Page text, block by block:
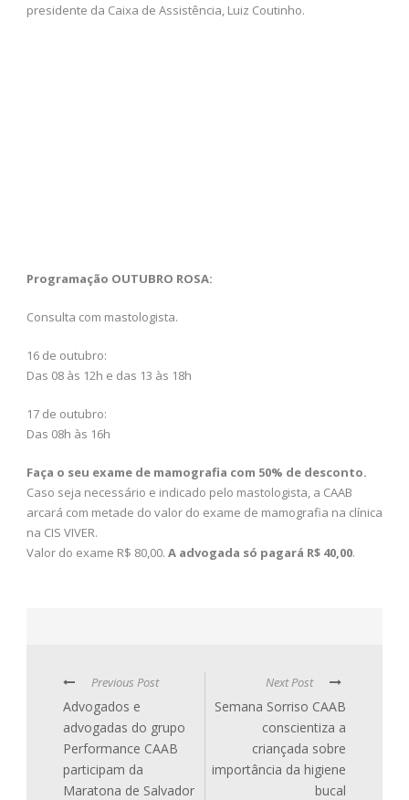
presidente da Caixa de Assistência, Luiz Coutinho.
Programação OUTUBRO ROSA:
Consulta com mastologista.
16 de outubro:
Das 08 às 12h e das 13 às 18h
17 de outubro:
Das 08h às 16h
Faça o seu exame de mamografia com 50% de desconto.
Caso seja necessário e indicado pelo mastologista, a CAAB
arcará com metade do valor do exame de mamografia na clínica
na CIS VIVER.
Valor do exame R$ 80,00. A advogada só pagará R$ 40,00.
Previous Post
Advogados e
advogadas do grupo
Performance CAAB
participam da
Maratona de Salvador
Next Post
Semana Sorriso CAAB
conscientiza a
criançada sobre
importância da higiene
bucal